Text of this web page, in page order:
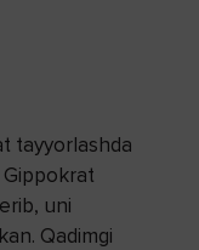
tayyorlashda
Gippokrat
uni
Qadimgi